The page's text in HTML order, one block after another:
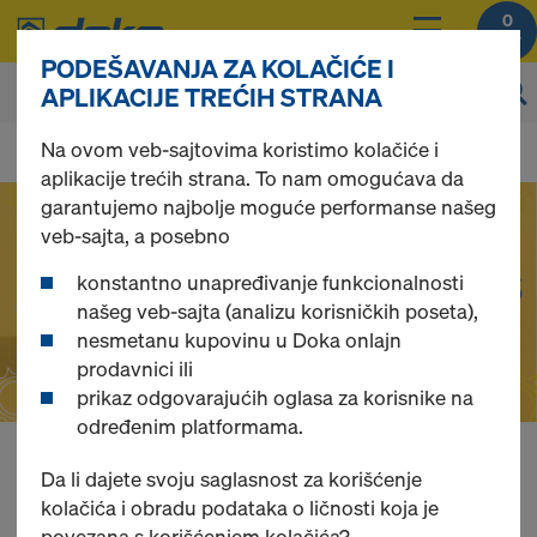
0
D
a
Online kupovina oplate,
PODEŠAVANJA ZA KOLAČIĆE I
APLIKACIJE TREĆIH STRANA
Na ovom veb-sajtovima koristimo kolačiće i
aplikacije trećih strana. To nam omogućava da
garantujemo najbolje moguće performanse našeg
veb-sajta, a posebno
konstantno unapređivanje funkcionalnosti
našeg veb-sajta (analizu korisničkih poseta),
nesmetanu kupovinu u Doka onlajn
prodavnici ili
prikaz odgovarajućih oglasa za korisnike na
određenim platformama.
Da li dajete svoju saglasnost za korišćenje
kolačića i obradu podataka o ličnosti koja je